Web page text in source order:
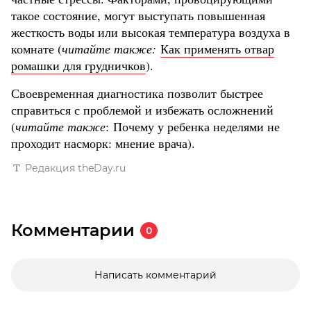
такое состояние, могут выступать повышенная
жесткость воды или высокая температура воздуха в
комнате (читайте также: Как применять отвар
ромашки для грудничков).
Своевременная диагностика позволит быстрее
справиться с проблемой и избежать осложнений
(читайте также: Почему у ребенка неделями не
проходит насморк: мнение врача).
Редакция theDay.ru
Комментарии 0
Написать комментарий